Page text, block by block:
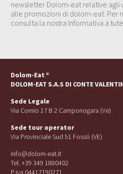
newsletter Dolom-eat relative agli
alle promozioni di dolom-eat. Per
consulta la nostra Informativa a
Dolom-Eat ®
DOLOM-EAT S.A.S DI CONTE
Sede Legale
Via Cornio 17 B 2 Camponogara (Ve)
Sede tour operator
Via Provinciale Sud 51 Fossó (VE)
info@dolom-eat.it
Tel. +39 349 1880402
P.iva 04417190271